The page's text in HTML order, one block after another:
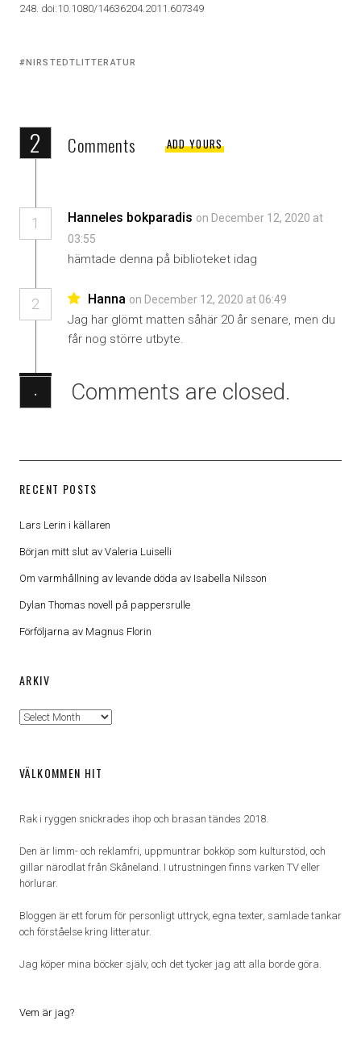
248. doi:10.1080/14636204.2011.607349
Tagged
NIRSTEDTLITTERATUR
2 Comments ADD YOURS
1 Hanneles bokparadis on December 12, 2020 at
03:55
hämtade denna på biblioteket idag
2 Hanna on December 12, 2020 at 06:49
Jag har glömt matten såhär 20 år senare, men du
får nog större utbyte.
· Comments are closed.
RECENT POSTS
Lars Lerin i källaren
Början mitt slut av Valeria Luiselli
Om varmhållning av levande döda av Isabella Nilsson
Dylan Thomas novell på pappersrulle
Förföljarna av Magnus Florin
ARKIV
Arkiv
VÄLKOMMEN HIT
Rak i ryggen snickrades ihop och brasan tändes 2018.
Den är limm- och reklamfri, uppmuntrar bokköp som kulturstöd, och
gillar närodlat från Skåneland. I utrustningen finns varken TV eller
hörlurar.
Bloggen är ett forum för personligt uttryck, egna texter, samlade tankar
och förståelse kring litteratur.
Jag köper mina böcker själv, och det tycker jag att alla borde göra.
Vem är jag?